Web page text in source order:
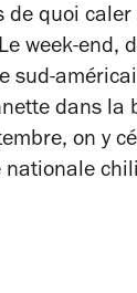
de quoi caler
week-end,
sud-
dans la
on y
nationale